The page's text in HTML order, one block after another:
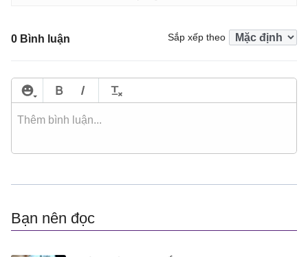
0 Bình luận Sắp xếp theo
Bạn nên đọc